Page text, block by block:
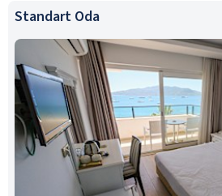
Standart Oda